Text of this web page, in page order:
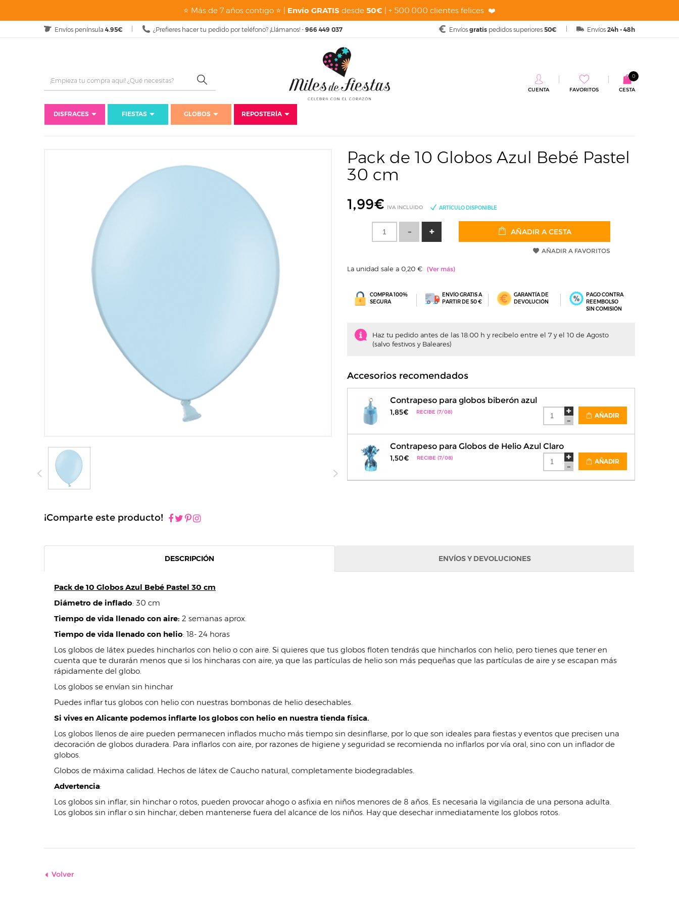
⭐ Más de 7 años contigo ⭐ | Envío GRATIS desde 50€ | + 500.000 clientes felices ❤️
Envíos península 4.95€ ¿Prefieres hacer tu pedido por teléfono? ¡Llámanos! - 966 449 037 Envíos 24h - 48h
Envíos gratis pedidos superiores 50€
CESTA
0
CUENTA FAVORITOS
DISFRACES FIESTAS GLOBOS
REPOSTERÍA
Inicio
Fiestas Cumpleaños Adultos Alicia en el País de las Maravillas
¡Comparte este producto!
Pack de 10 Globos Azul Bebé Pastel
30 cm
1,99€ IVA INCLUIDO ARTÍCULO DISPONIBLE
AÑADIR A CESTA
AÑADIR A FAVORITOS
La unidad sale a 0,20 €
COMPRA 100%
SEGURA
ENVÍO GRATIS A
PARTIR DE 50 €
GARANTÍA DE
DEVOLUCIÓN
PAGO CONTRA
REEMBOLSO
SIN COMISIÓN
Haz tu pedido antes de las 18:00 h y recíbelo entre el 7 y el 10 de Agosto
(salvo festivos y Baleares)
Accesorios recomendados
Contrapeso para globos biberón azul
1,85€ RECIBE (7/08) AÑADIR
Contrapeso para Globos de Helio Azul Claro
1,50€ RECIBE (7/08) AÑADIR
DESCRIPCIÓN ENVÍOS Y DEVOLUCIONES
Pack de 10 Globos Azul Bebé Pastel 30 cm
Diámetro de inflado: 30 cm
Tiempo de vida llenado con aire: 2 semanas aprox.
Tiempo de vida llenado con helio: 18- 24 horas
Los globos de látex puedes hincharlos con helio o con aire. Si quieres que tus globos floten tendrás que hincharlos con helio, pero tienes que tener en
cuenta que te durarán menos que si los hincharas con aire, ya que las partículas de helio son más pequeñas que las partículas de aire y se escapan más
rápidamente del globo.
Los globos se envían sin hinchar
Puedes inflar tus globos con helio con nuestras bombonas de helio desechables.
Si vives en Alicante podemos inflarte los globos con helio en nuestra tienda física.
Los globos llenos de aire pueden permanecen inflados mucho más tiempo sin desinflarse, por lo que son ideales para fiestas y eventos que precisen una
decoración de globos duradera. Para inflarlos con aire, por razones de higiene y seguridad se recomienda no inflarlos por vía oral, sino con un inflador de
globos.
Globos de máxima calidad. Hechos de látex de Caucho natural, completamente biodegradables.
Advertencia:
Los globos sin inflar, sin hinchar o rotos, pueden provocar ahogo o asfixia en niños menores de 8 años. Es necesaria la vigilancia de una persona adulta.
Los globos sin inflar o sin hinchar, deben mantenerse fuera del alcance de los niños. Hay que desechar inmediatamente los globos rotos.
Volver